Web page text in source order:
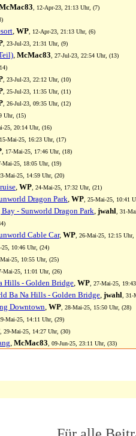
, 12-Apr-23, 21:13 Uhr, (7)
, WP , 12-Apr-23, 21:13 Uhr, (6)
, 23-Jul-23, 21:31 Uhr, (9)
, McMac83 , 27-Jul-23, 22:54 Uhr, (13)
, 23-Jul-23, 22:12 Uhr, (10)
, 25-Jul-23, 11:35 Uhr, (11)
, 26-Jul-23, 09:35 Uhr, (12)
Uhr, (15)
25, 20:14 Uhr, (16)
15-Mai-25, 16:23 Uhr, (17)
, 17-Mai-25, 17:46 Uhr, (18)
Mai-25, 18:05 Uhr, (19)
Mai-25, 14:59 Uhr, (20)
, WP , 24-Mai-25, 17:32 Uhr, (21)
Dragon Park, WP , 25-Mai-25, 10:41
- Sunworld Dragon Park, jwahl , 31-
Cable Car, WP , 26-Mai-25, 12:15 Uhr,
25, 10:46 Uhr, (24)
Mai-25, 10:55 Uhr, (25)
Mai-25, 11:01 Uhr, (26)
Hills - Golden Bridge, WP , 27-Mai-25,
Ba Na Hills - Golden Bridge, jwahl ,
Downtown, WP , 28-Mai-25, 15:50 Uhr, (28)
Mai-25, 14:11 Uhr, (29)
, 29-Mai-25, 14:27 Uhr, (30)
, McMac83 , 09-Jun-25, 23:11 Uhr, (33)